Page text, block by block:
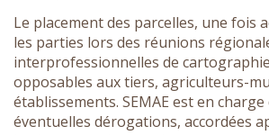
Le placement des parcelles, une fois
les parties lors des réunions
interprofessionnelles de
opposables aux tiers, agriculteurs-
établissements. SEMAE est en
éventuelles dérogations, accordées